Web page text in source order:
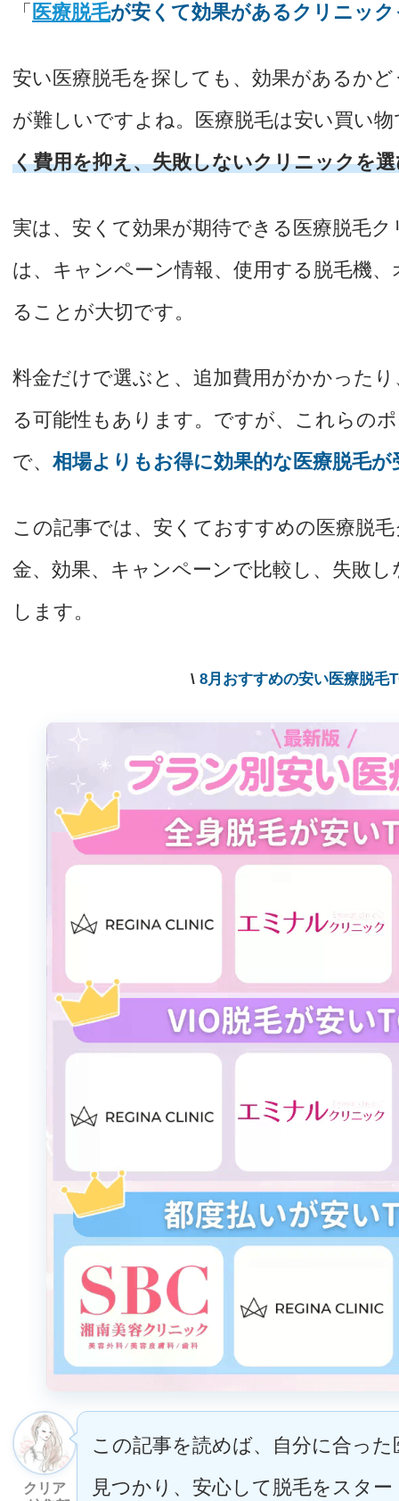
「 医療脱毛が安くて効果があるクリニッ
安い医療脱毛を探しても、効果があるか
が難しいですよね。医療脱毛は安い買い
く費用を抑え、失敗しないクリニックを
実は、安くて効果が期待できる医療脱毛
は、キャンペーン情報、使用する脱毛機
ることが大切です。
料金だけで選ぶと、追加費用がかかった
る可能性もあります。ですが、これらの
で、 相場よりもお得に効果的な医療脱毛
この記事では、安くておすすめの医療脱
金、効果、キャンペーンで比較し、失敗
します。
\ 8月おすすめの安い医療脱毛
クリア
この記事を読めば、自分に合っ
見つかり、安心して脱毛をスタ